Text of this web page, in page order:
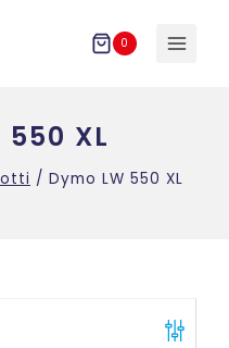
0
XL
/ Dymo LW 550 XL